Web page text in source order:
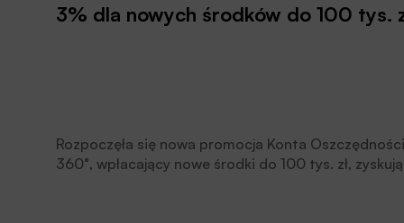
3% dla nowych środków do 100 tys.
Rozpoczęła się nowa promocja Konta
360°, wpłacający nowe środki do 100 tys. zł,